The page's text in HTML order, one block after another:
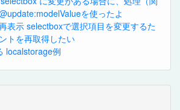
を使ったよ
表示 selectboxで選択項目を変更するた
トを再取得したい
localstorage例